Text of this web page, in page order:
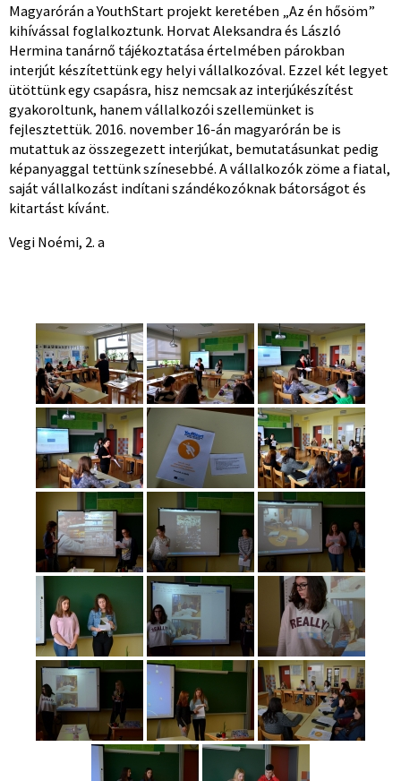
Magyarórán a YouthStart projekt keretében „Az én hősöm”
kihívással foglalkoztunk. Horvat Aleksandra és László
Hermina tanárnő tájékoztatása értelmében párokban
interjút készítettünk egy helyi vállalkozóval. Ezzel két legyet
ütöttünk egy csapásra, hisz nemcsak az interjúkészítést
gyakoroltunk, hanem vállalkozói szellemünket is
fejlesztettük. 2016. november 16-án magyarórán be is
mutattuk az összegezett interjúkat, bemutatásunkat pedig
képanyaggal tettünk színesebbé. A vállalkozók zöme a fiatal,
saját vállalkozást indítani szándékozóknak bátorságot és
kitartást kívánt.
Vegi Noémi, 2. a